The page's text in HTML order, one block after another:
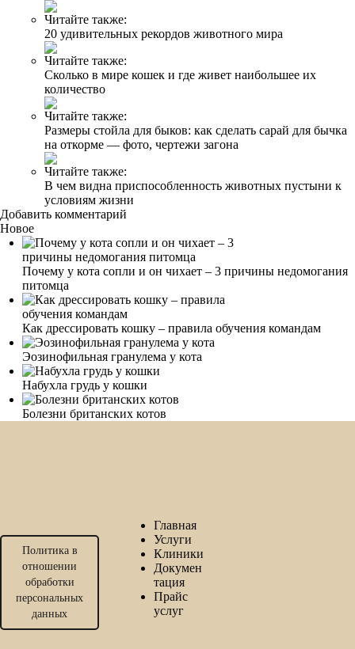
Читайте также:
20 удивительных рекордов животного мира
Читайте также:
Сколько в мире кошек и где живет наибольшее их
количество
Читайте также:
Размеры стойла для быков: как сделать сарай для бычка
на откорме — фото, чертежи загона
Читайте также:
В чем видна приспособленность животных пустыни к
условиям жизни
Добавить комментарий
Новое
Почему у кота сопли и он чихает – 3 причины недомогания
питомца
Как дрессировать кошку – правила обучения командам
Эозинофильная гранулема у кота
Набухла грудь у кошки
Болезни британских котов
Политика в
отношении
обработки
персональных
данных
Главная
Услуги
Клиники
Докумен
тация
Прайс
услуг